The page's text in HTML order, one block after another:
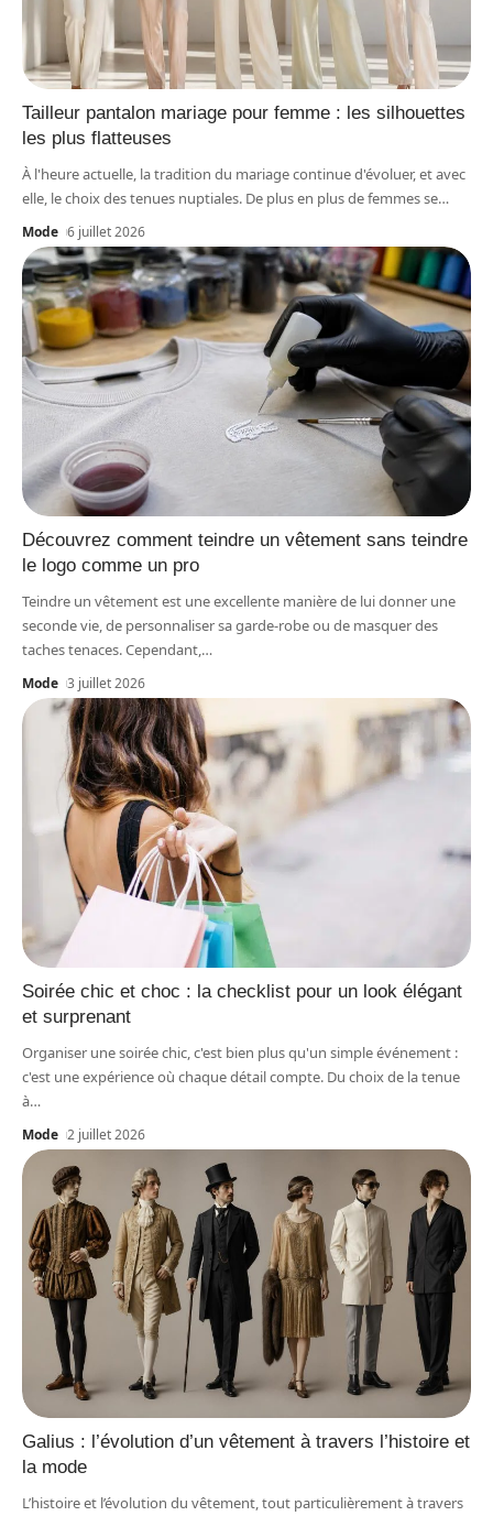
Tailleur pantalon mariage pour femme : les silhouettes
les plus flatteuses
À l'heure actuelle, la tradition du mariage continue d'évoluer, et avec
elle, le choix des tenues nuptiales. De plus en plus de femmes se…
Mode 6 juillet 2026
Découvrez comment teindre un vêtement sans teindre
le logo comme un pro
Teindre un vêtement est une excellente manière de lui donner une
seconde vie, de personnaliser sa garde-robe ou de masquer des
taches tenaces. Cependant,…
Mode 3 juillet 2026
Soirée chic et choc : la checklist pour un look élégant
et surprenant
Organiser une soirée chic, c'est bien plus qu'un simple événement :
c'est une expérience où chaque détail compte. Du choix de la tenue
à…
Mode 2 juillet 2026
Galius : l’évolution d’un vêtement à travers l’histoire et
la mode
L’histoire et l’évolution du vêtement, tout particulièrement à travers